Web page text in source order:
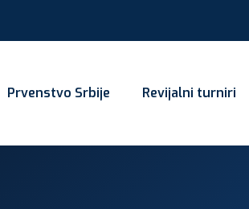
Prvenstvo Srbije Revijalni turniri